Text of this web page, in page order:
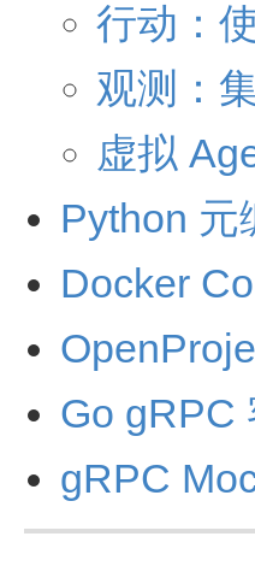
行动：
观测：
虚拟
Python 元
Docker
Go gRPC
gRPC